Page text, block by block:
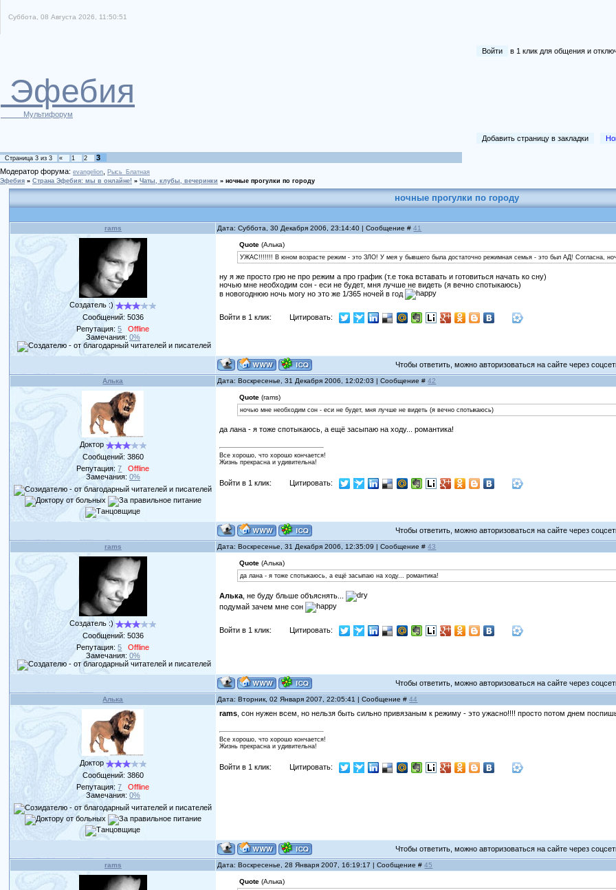
Суббота, 08 Августа 2026, 11:50:51
Войти в 1 клик для общения и
Эфебия
Мультифорум
Добавить страницу в закладки
Страница 3 из 3 « 1 2
3
Модератор форума: evangelion
Рысь_Блатная
Эфебия » Страна Эфебия: мы в онлайне! » Чаты, клубы, вечеринки » ночные прогулки по городу
ночные прогулки по городу
rams Дата: Суббота, 30 Декабря 2006, 23:14:40 | Сообщение #41
Создатель :)
Сообщений: 5036
Репутация:5
Offline
Замечания: 0%
Quote (Алька)
УЖАС!!!!!!! В юном возрасте режим - это ЗЛО! У мея у бывшего была достаточно режимная семья - это был АД! Согласна,
ну я же просто грю не про режим а про график (т.е тока вставать и готовиться начать ко сну)
ночью мне необходим сон - еси не будет, мня лучше не видеть (я вечно спотыкаюсь)
в новогоднюю ночь могу но это же 1/365 ночей в год
Войти в 1 клик: Цитировать:
Чтобы ответить, можно авторизоваться на сайте через
Алька Дата: Воскресенье, 31 Декабря 2006, 12:02:03 | Сообщение #42
Доктор
Сообщений: 3860
Репутация:7
Offline
Замечания: 0%
Quote (rams)
ночью мне необходим сон - еси не будет, мня лучше не видеть (я вечно спотыкаюсь)
да лана - я тоже спотыкаюсь, а ещё засыпаю на ходу... романтика!
Все хорошо, что хорошо кончается!
Жизнь прекрасна и удивительна!
Войти в 1 клик: Цитировать:
Чтобы ответить, можно авторизоваться на сайте через
rams Дата: Воскресенье, 31 Декабря 2006, 12:35:09 | Сообщение #43
Создатель :)
Сообщений: 5036
Репутация:5
Offline
Замечания: 0%
Quote (Алька)
да лана - я тоже спотыкаюсь, а ещё засыпаю на ходу... романтика!
Алька , не буду бльше объяснять...
подумай зачем мне сон
Войти в 1 клик: Цитировать:
Чтобы ответить, можно авторизоваться на сайте через
Алька Дата: Вторник, 02 Января 2007, 22:05:41 | Сообщение #44
Доктор
Сообщений: 3860
Репутация:7
Offline
Замечания: 0%
rams , сон нужен всем, но нельзя быть сильно привязаным к режиму - это ужасно!!!! просто потом днем
Все хорошо, что хорошо кончается!
Жизнь прекрасна и удивительна!
Войти в 1 клик: Цитировать:
Чтобы ответить, можно авторизоваться на сайте через
rams Дата: Воскресенье, 28 Января 2007, 16:19:17 | Сообщение #45
Quote (Алька)